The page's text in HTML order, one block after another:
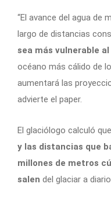
“El avance del agua de
largo de distancias
sea más vulnerable
océano más cálido de
aumentará las
advierte el paper.
El glaciólogo calculó que
y las distancias que
millones de metros
salen del glaciar a